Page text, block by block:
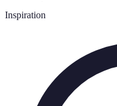
Inspiration